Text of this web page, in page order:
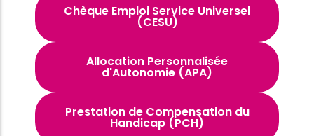
Chèque Emploi Service Universel
(CESU)
Allocation Personnalisée
d'Autonomie (APA)
Prestation de Compensation du
Handicap (PCH)